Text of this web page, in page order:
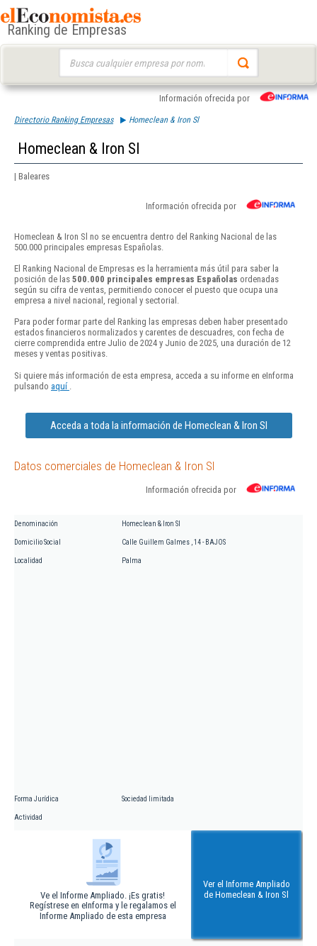
Ranking de Empresas
Información ofrecida por
Directorio Ranking Empresas Homeclean & Iron Sl
Homeclean & Iron Sl
| Baleares
Información ofrecida por
Homeclean & Iron Sl no se encuentra dentro del Ranking Nacional de las
500.000 principales empresas Españolas.
El Ranking Nacional de Empresas es la herramienta más útil para saber la
posición de las 500.000 principales empresas Españolas ordenadas
según su cifra de ventas, permitiendo conocer el puesto que ocupa una
empresa a nivel nacional, regional y sectorial.
Para poder formar parte del Ranking las empresas deben haber presentado
estados financieros normalizados y carentes de descuadres, con fecha de
cierre comprendida entre Julio de 2024 y Junio de 2025, una duración de 12
meses y ventas positivas.
Si quiere más información de esta empresa, acceda a su informe en eInforma
pulsando aquí
Acceda a toda la información de Homeclean & Iron Sl
Datos comerciales de Homeclean & Iron Sl
Información ofrecida por
Denominación Homeclean & Iron Sl
Domicilio Social Calle Guillem Galmes , 14 - BAJOS
Localidad Palma
Forma Jurídica Sociedad limitada
Actividad
Ve el Informe Ampliado. ¡Es gratis!
Regístrese en eInforma y le regalamos el
Informe Ampliado de esta empresa
Ver el Informe Ampliado
de Homeclean & Iron Sl